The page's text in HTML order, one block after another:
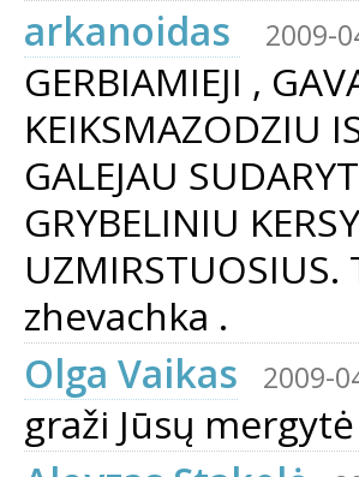
arkanoidas
2009-
GERBIAMIEJI ,
KEIKSMAZODZIU
GALEJAU
GRYBELINIU
UZMIRSTUOSIUS.
zhevachka .
Olga Vaikas
2009-
graži Jūsų